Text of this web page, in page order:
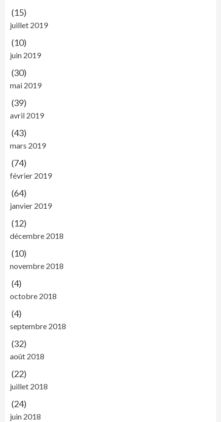
(15)
juillet 2019
(10)
juin 2019
(30)
mai 2019
(39)
avril 2019
(43)
mars 2019
(74)
février 2019
(64)
janvier 2019
(12)
décembre 2018
(10)
novembre 2018
(4)
octobre 2018
(4)
septembre 2018
(32)
août 2018
(22)
juillet 2018
(24)
juin 2018